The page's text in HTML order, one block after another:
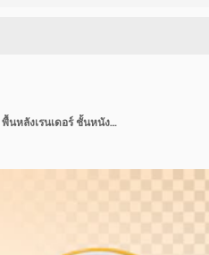
โครงสร้างเซลล์ผิว 3 มิติ พร้อมโมเลกุลน้ำและหยดน้ำมันสีทอง พื้นหลังเรนเดอร์ ชั้นหนังกำพร้าพร้อมเนื้อเยื่อไขมัน และของเหลวเซรั่มคอลลาเจนดูแลผิวใส ฟองกรดไฮยาลูโรนิก